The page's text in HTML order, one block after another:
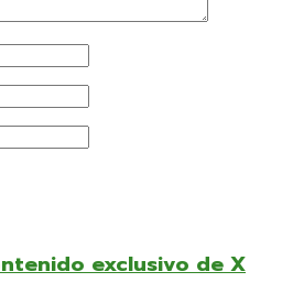
exclusivo de X